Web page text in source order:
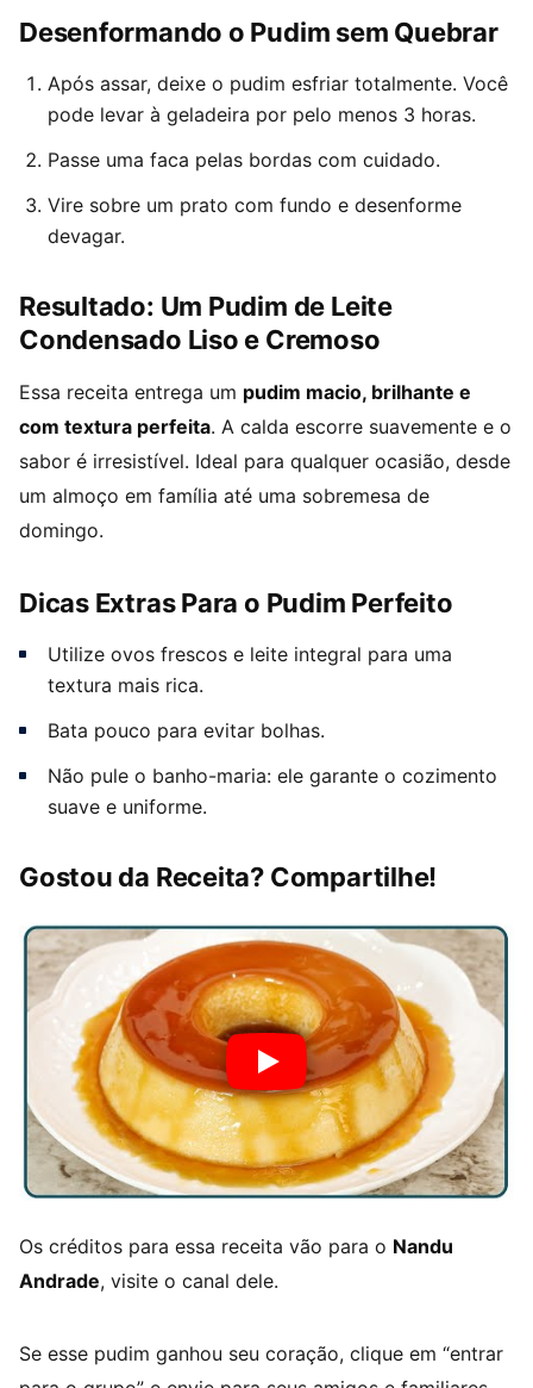
Desenformando o Pudim sem Quebrar
Após assar, deixe o pudim esfriar totalmente. Você
pode levar à geladeira por pelo menos 3 horas.
Passe uma faca pelas bordas com cuidado.
Vire sobre um prato com fundo e desenforme
devagar.
Resultado: Um Pudim de Leite
Condensado Liso e Cremoso
Essa receita entrega um pudim macio, brilhante e
com textura perfeita. A calda escorre suavemente e o
sabor é irresistível. Ideal para qualquer ocasião, desde
um almoço em família até uma sobremesa de
domingo.
Dicas Extras Para o Pudim Perfeito
Utilize ovos frescos e leite integral para uma
textura mais rica.
Bata pouco para evitar bolhas.
Não pule o banho-maria: ele garante o cozimento
suave e uniforme.
Gostou da Receita? Compartilhe!
Os créditos para essa receita vão para o Nandu
Andrade, visite o canal dele.
Se esse pudim ganhou seu coração, clique em “entrar